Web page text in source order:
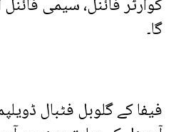
کوارٹر فائنل، سیمی
گا۔
فیفا کے گلوبل فٹبال